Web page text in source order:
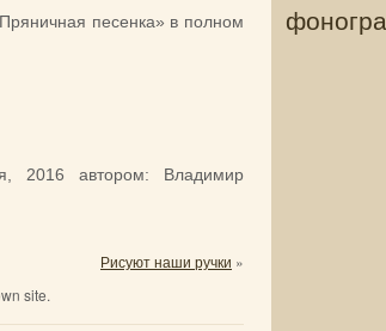
песенка» в полном
2016 автором: Владимир
Рисуют наши ручки »
site.